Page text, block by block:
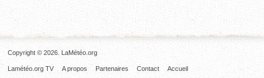
Copyright © 2026. LaMétéo.org
Accueil
Contact
Partenaires
A propos
Lamétéo.org TV